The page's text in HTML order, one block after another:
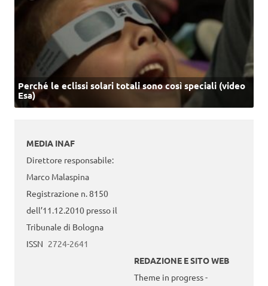
Perché le eclissi solari totali sono così speciali (video
Esa)
MEDIA INAF
Direttore responsabile:
Marco Malaspina
Registrazione n. 8150
dell’11.12.2010 presso il
Tribunale di Bologna
ISSN 2724-2641
REDAZIONE E SITO WEB
Theme in progress -